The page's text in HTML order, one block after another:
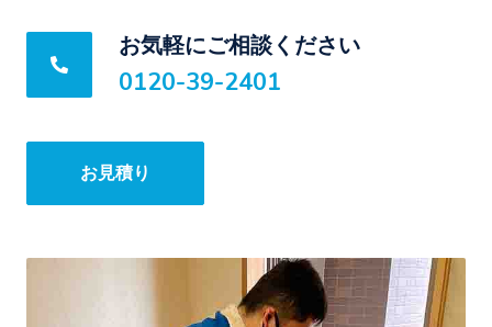
お気軽にご相談ください
0120-39-2401
お見積り